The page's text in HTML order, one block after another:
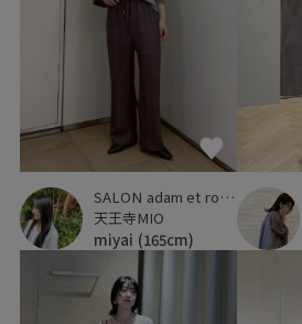
SALON adam et ropé
天王寺MIO
miyai (165cm)